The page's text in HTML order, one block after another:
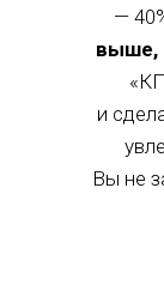
—
выше,
и
Вы не